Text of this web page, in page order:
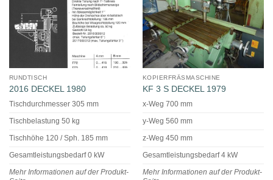
RUNDTISCH
2016 DECKEL 1980
Tischdurchmesser 305 mm
Tischbelastung 50 kg
Tischhöhe 120 / Sph. 185 mm
Gesamtleistungsbedarf 0 kW
Mehr Informationen auf der Produkt-
KOPIERFRÄSMASCHINE
KF 3 S DECKEL 1979
x-Weg 700 mm
y-Weg 560 mm
z-Weg 450 mm
Gesamtleistungsbedarf 4 kW
Mehr Informationen auf der Produkt-